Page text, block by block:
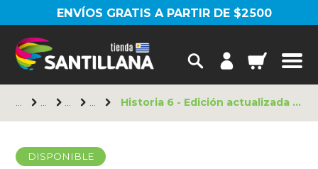
ENVÍOS GRATIS A PARTIR DE $2500
Historia 6 - Edición actualizada (Destino ciencias)
DISPONIBLE